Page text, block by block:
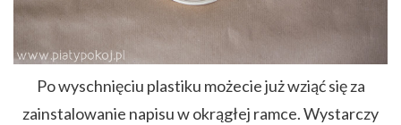
Po wyschnięciu plastiku możecie już wziąć się za
zainstalowanie napisu w okrągłej ramce. Wystarczy